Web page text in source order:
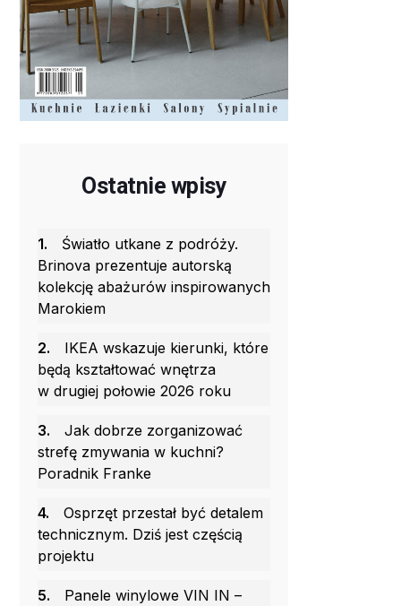
Ostatnie wpisy
1.
Światło utkane z podróży.
Brinova prezentuje autorską
kolekcję abażurów inspirowanych
Marokiem
2.
IKEA wskazuje kierunki, które
będą kształtować wnętrza
w drugiej połowie 2026 roku
3.
Jak dobrze zorganizować
strefę zmywania w kuchni?
Poradnik Franke
4.
Osprzęt przestał być detalem
technicznym. Dziś jest częścią
projektu
5.
Panele winylowe VIN IN –